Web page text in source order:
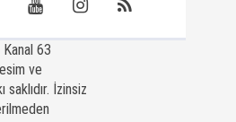
63
ve
saklıdır. İzinsiz